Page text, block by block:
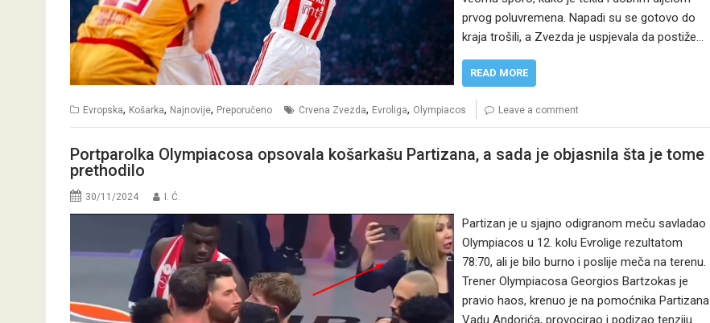
prvog poluvremena. Napadi su se gotovo do
kraja trošili, a Zvezda je uspjevala da postiže…
READ MORE
Evropska, Košarka, Najnovije, Preporučeno Crvena Zvezda, Evroliga, Olympiacos Leave a comment
Portparolka Olympiacosa opsovala košarkašu Partizana, a sada je objasnila šta je tome
prethodilo
30/11/2024 I. Ć.
Partizan je u sjajno odigranom meču savladao
Olympiacos u 12. kolu Evrolige rezultatom
78:70, ali je bilo burno i poslije meča na terenu.
Trener Olympiacosa Georgios Bartzokas je
pravio haos, krenuo je na pomoćnika Partizana
Vadu Andorića, provocirao i podizao tenziju.